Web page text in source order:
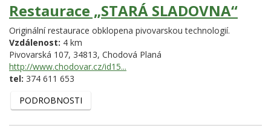
Restaurace „STARÁ SLADOVNA“
Originální restaurace obklopena pivovarskou technologií.
Vzdálenost: 4 km
Pivovarská 107, 34813, Chodová Planá
http://www.chodovar.cz/id15...
tel: 374 611 653
PODROBNOSTI